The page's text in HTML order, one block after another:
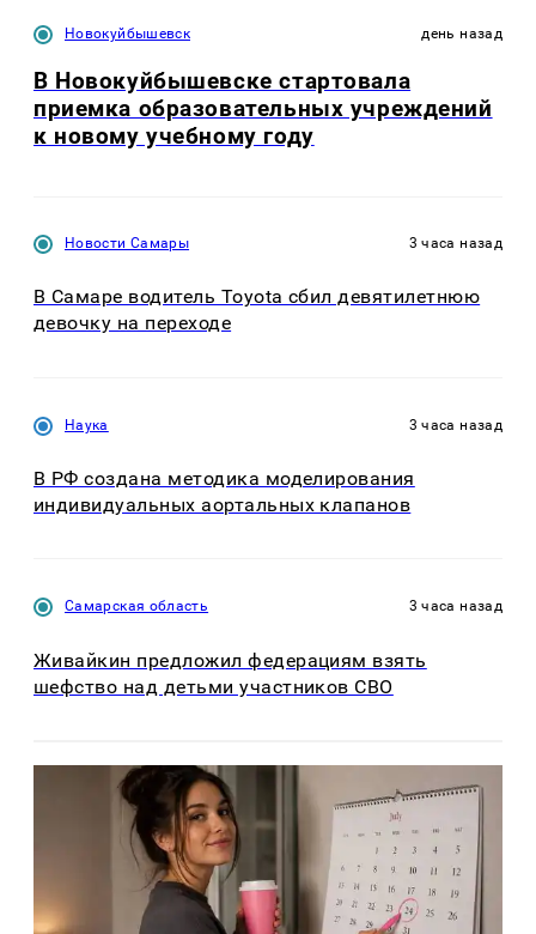
Новокуйбышевск день назад
В Новокуйбышевске стартовала
приемка образовательных учреждений
к новому учебному году
Новости Самары 3 часа назад
В Самаре водитель Toyota сбил девятилетнюю
девочку на переходе
Наука 3 часа назад
В РФ создана методика моделирования
индивидуальных аортальных клапанов
Самарская область 3 часа назад
Живайкин предложил федерациям взять
шефство над детьми участников СВО